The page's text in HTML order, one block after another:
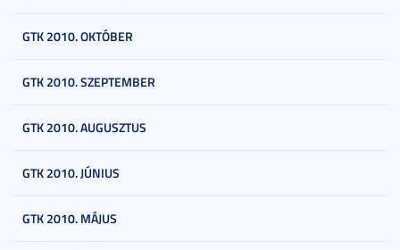
GTK 2010. OKTÓBER
GTK 2010. SZEPTEMBER
GTK 2010. AUGUSZTUS
GTK 2010. JÚNIUS
GTK 2010. MÁJUS